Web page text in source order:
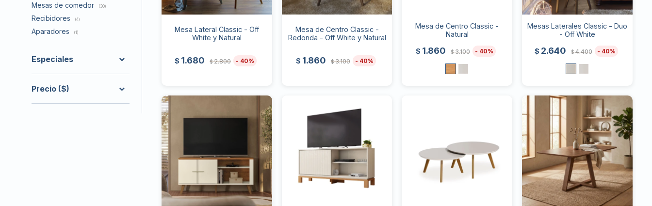
Mesa Lateral Classic - Off
White y Natural
$ 1.680 $ 2.800 40
Mesa de Centro Classic -
Redonda - Off White y Natural
$ 1.860 $ 3.100 40
Mesa de Centro Classic -
Natural
$ 1.860 $ 3.100 40
Mesas Laterales Classic - Duo
- Off White
$ 2.640 $ 4.400 40
Mesas de comedor (30)
Recibidores (4)
Aparadores (1)
Precio ($)
Especiales